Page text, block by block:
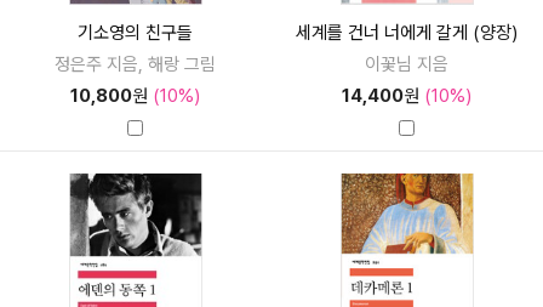
기소영의 친구들
정은주 지음, 해랑 그림
10,800원 (10%)
세계를 건너 너에게 갈게 (양장)
이꽃님 지음
14,400원 (10%)